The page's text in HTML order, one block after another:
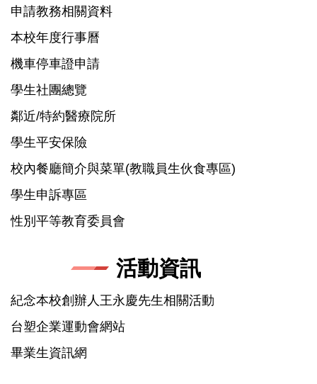
申請教務相關資料
本校年度行事曆
機車停車證申請
學生社團總覽
鄰近/特約醫療院所
學生平安保險
校內餐廳簡介與菜單(教職員生伙食專區)
學生申訴專區
性別平等教育委員會
活動資訊
紀念本校創辦人王永慶先生相關活動
台塑企業運動會網站
畢業生資訊網